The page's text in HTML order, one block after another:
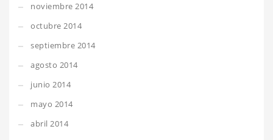
noviembre 2014
octubre 2014
septiembre 2014
agosto 2014
junio 2014
mayo 2014
abril 2014